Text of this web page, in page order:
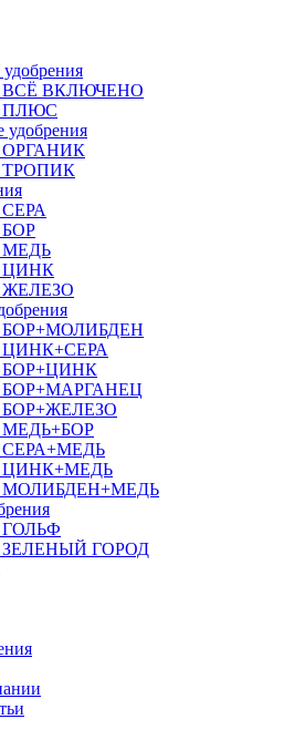
ВСЁ ВКЛЮЧЕНО
ПЛЮС
удобрения
ОРГАНИК
ТРОПИК
СЕРА
БОР
МЕДЬ
ЦИНК
ЖЕЛЕЗО
БОР+МОЛИБДЕН
ЦИНК+СЕРА
БОР+ЦИНК
БОР+МАРГАНЕЦ
БОР+ЖЕЛЕЗО
МЕДЬ+БОР
СЕРА+МЕДЬ
ЦИНК+МЕДЬ
МОЛИБДЕН+МЕДЬ
ГОЛЬФ
ЗЕЛЕНЫЙ ГОРОД